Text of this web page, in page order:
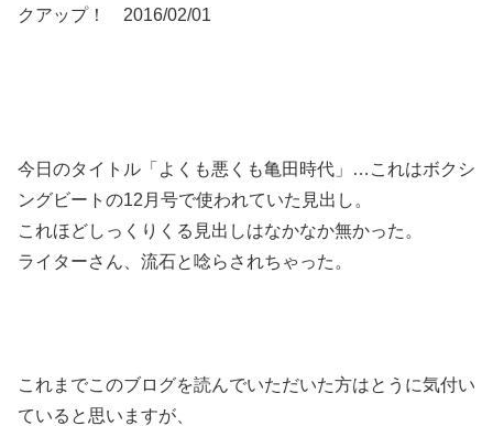
クアップ！ 2016/02/01
今日のタイトル「よくも悪くも亀田時代」…これはボクシ
ングビートの12月号で使われていた見出し。
これほどしっくりくる見出しはなかなか無かった。
ライターさん、流石と唸らされちゃった。
これまでこのブログを読んでいただいた方はとうに気付い
ていると思いますが、